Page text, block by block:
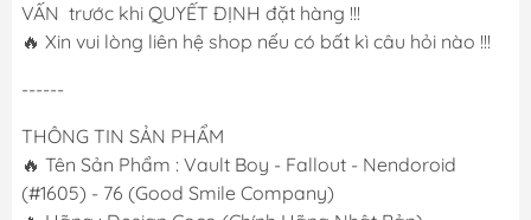
VẤN trước khi QUYẾT ĐỊNH đặt hàng !!!
🔥 Xin vui lòng liên hệ shop nếu có bất kì câu hỏi nào !!!
------
THÔNG TIN SẢN PHẨM
🔥 Tên Sản Phẩm : Vault Boy - Fallout - Nendoroid
(#1605) - 76 (Good Smile Company)